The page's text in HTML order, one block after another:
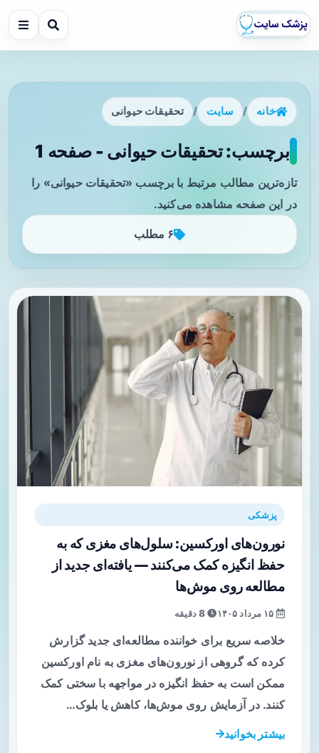
خانه / سایت / تحقیقات حیوانی
برچسب: تحقیقات حیوانی - صفحه 1
تازه‌ترین مطالب مرتبط با برچسب «تحقیقات حیوانی» را
در این صفحه مشاهده می‌کنید.
۶ مطلب
پزشکی
نورون‌های اورکسین: سلول‌های مغزی که به
حفظ انگیزه کمک می‌کنند — یافته‌ای جدید از
مطالعه روی موش‌ها
8 دقیقه
خلاصه سریع برای خواننده مطالعه‌ای جدید گزارش
کرده که گروهی از نورون‌های مغزی به نام اورکسین
ممکن است به حفظ انگیزه در مواجهه با سختی کمک
کنند. در آزمایش روی موش‌ها، کاهش یا بلوک…
بیشتر بخوانید